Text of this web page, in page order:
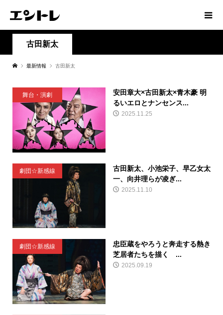
古田新太
最新情報 古田新太
舞台・演劇
安田章大×古田新太×青木豪 明
るいエロとナンセンス...
2025.11.25
劇団☆新感線
古田新太、小池栄子、早乙女太
一、向井理らが凌ぎ...
2025.11.10
劇団☆新感線
忠臣蔵をやろうと奔走する熱き
芝居者たちを描く ...
2025.09.19